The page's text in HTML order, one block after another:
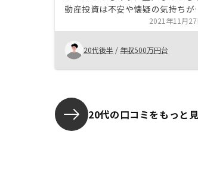
動産投資は不安や懐疑の気持ちが
かったです。担当の方から気さく
丁寧に接していただき、些細な疑
点でも親身に聞いていただけたおか
げで諸々クリアにした状態で購入を
決められました。特に思いつきま
2021年11月27
20代後半 / 年収500万円台
20代の口コミをもっと